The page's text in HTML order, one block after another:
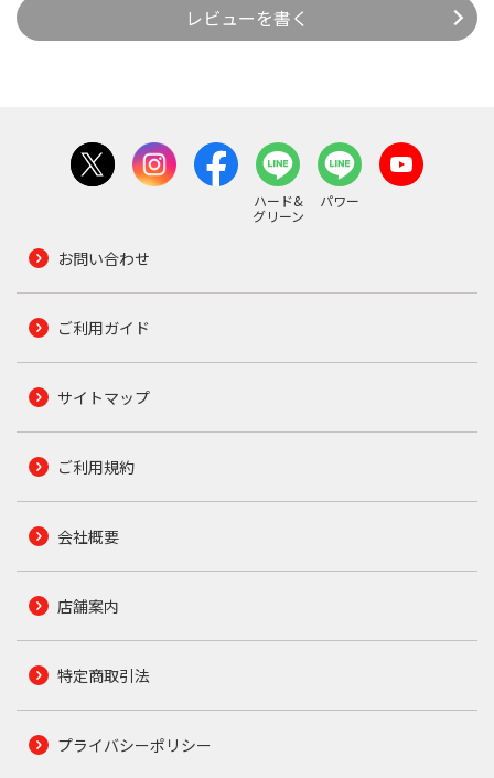
レビューを書く
ハード&
グリーン
パワー
お問い合わせ
ご利用ガイド
サイトマップ
ご利用規約
会社概要
店舗案内
特定商取引法
プライバシーポリシー